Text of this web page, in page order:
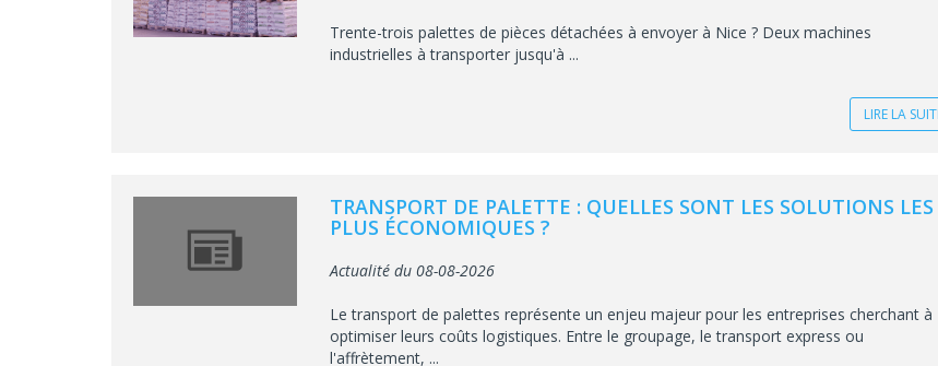
Trente-trois palettes de pièces détachées à envoyer à Nice ? Deux machines
industrielles à transporter jusqu'à ...
LIRE LA
TRANSPORT DE PALETTE : QUELLES SONT LES SOLUTIONS LES
PLUS ÉCONOMIQUES ?
Actualité du 08-08-2026
Le transport de palettes représente un enjeu majeur pour les entreprises cherchant à
optimiser leurs coûts logistiques. Entre le groupage, le transport express ou
l'affrètement, ...